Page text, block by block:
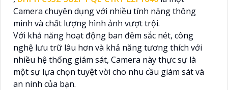
Camera chuyên dụng với nhiều tính năng thông
minh và chất lượng hình ảnh vượt trội.
Với khả năng hoạt động ban đêm sắc nét, công
nghệ lưu trữ lâu hơn và khả năng tương thích với
nhiều hệ thống giám sát, Camera này thực sự là
một sự lựa chọn tuyệt vời cho nhu cầu giám sát và
an ninh của bạn.